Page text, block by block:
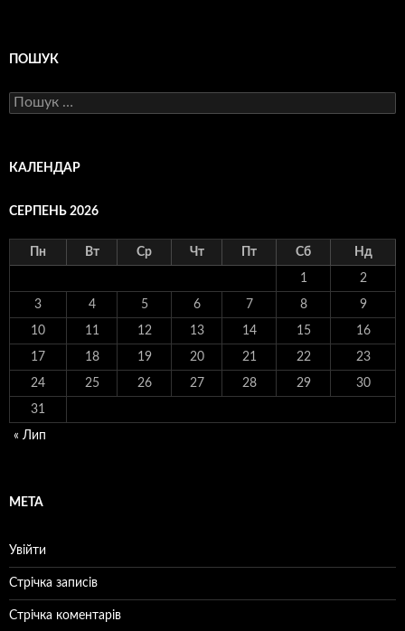
ПОШУК
Пошук:
КАЛЕНДАР
СЕРПЕНЬ 2026
Пн Вт Ср Чт Пт Сб Нд
1 2
3 4 5 6 7 8 9
10 11 12 13 14 15 16
17 18 19 20 21 22 23
24 25 26 27 28 29 30
31
« Лип
МЕТА
Увійти
Стрічка записів
Стрічка коментарів